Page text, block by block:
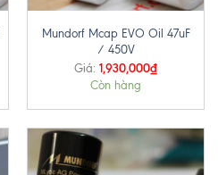
Mundorf Mcap EVO Oil 47uF
/ 450V
Giá: 1,930,000₫
Còn hàng